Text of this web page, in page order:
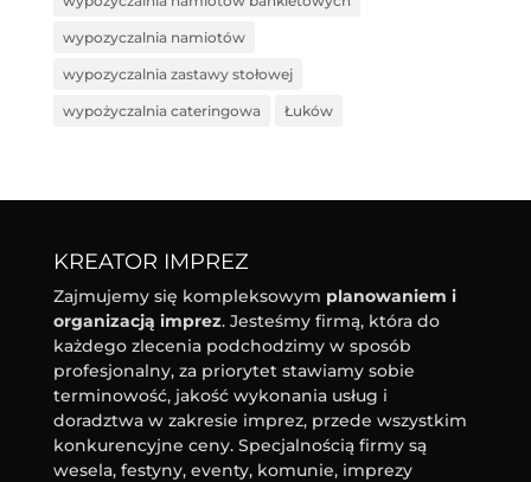
wypozyczalnia namiotów
wypozyczalnia zastawy stołowej
wypożyczalnia cateringowa Łuków
KREATOR IMPREZ
Zajmujemy się kompleksowym planowaniem i
organizacją imprez. Jesteśmy firmą, która do
każdego zlecenia podchodzimy w sposób
profesjonalny, za priorytet stawiamy sobie
terminowość, jakość wykonania usług i
doradztwa w zakresie imprez, przede wszystkim
konkurencyjne ceny. Specjalnością firmy są
wesela, festyny, eventy, komunie, imprezy